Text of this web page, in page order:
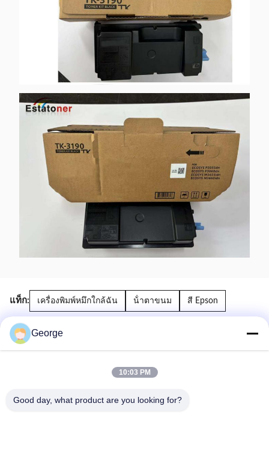
แท็ก: เครื่องพิมพ์หมึกใกล้ฉัน น้ําตาขนม สี Epson
สินค้าที่เกี่ยวข้อง
George
10:03 PM
Good day, what product are you looking for?